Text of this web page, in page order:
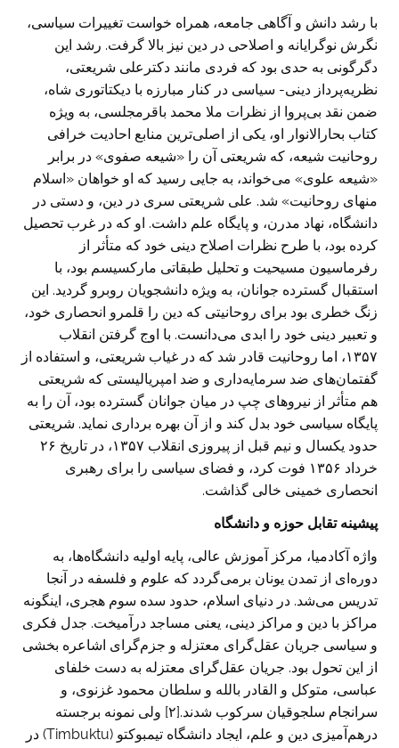
با رشد دانش و آگاهی جامعه، همراه خواست تغییرات سیاسی،
نگرش نوگرایانه و اصلاحی در دین نیز بالا گرفت. رشد این
دگرگونی به حدی بود که فردی مانند دکترعلی شریعتی،
نظریه‌پرداز دینی- سیاسی در کنار مبارزه با دیکتاتوری شاه،
ضمن نقد بی‌پروا از نظرات ملا محمد باقرمجلسی، به ویژه
کتاب بحارالانوار او، یکی از اصلی‌ترین منابع احادیت خرافی
روحانیت شیعه، که شریعتی آن را «شیعه صفوی» در برابر
«شیعه علوی» می‌خواند، به جایی رسید که او خواهان «اسلام
منهای روحانیت» شد. علی شریعتی سری در دین، و دستی در
دانشگاه، نهاد مدرن، و پایگاه علم داشت. او که در غرب تحصیل
کرده بود، با طرح نظرات اصلاح دینی خود که متأثر از
رفرماسیون مسیحیت و تحلیل طبقاتی مارکسیسم بود، با
استقبال گسترده جوانان، به ویژه دانشجویان روبرو گردید. این
زنگ خطری بود برای روحانیتی که دین را قلمرو انحصاری خود،
و تعبیر دینی خود را ابدی می‌دانست. با اوج گرفتن انقلاب
۱۳۵۷، اما روحانیت قادر شد که در غیاب شریعتی، و استفاده از
گفتمان‌های ضد سرمایه‌داری و ضد امپریالیستی که شریعتی
هم متأثر از نیروهای چپ در میان جوانان گسترده بود، آن را به
پایگاه سیاسی خود بدل کند و از آن بهره برداری نماید. شریعتی
حدود یکسال و نیم قبل از پیروزی انقلاب ۱۳۵۷، در تاریخ ۲۶
خرداد ۱۳۵۶ فوت کرد، و فضای سیاسی را برای رهبری
انحصاری خمینی خالی گذاشت.
پیشینه تقابل حوزه و دانشگاه
واژه آکادمیا، مرکز آموزش عالی، پایه اولیه دانشگاه‌ها، به
دوره‌ای از تمدن یونان برمی‌گردد که علوم و فلسفه در آنجا
تدریس می‌شد. در دنیای اسلام، حدود سده سوم هجری، اینگونه
مراکز با دین و مراکز دینی، یعنی مساجد درآمیخت. جدل فکری
و سیاسی جریان عقل‌گرای معتزله و جزم‌گرای اشاعره بخشی
از این تحول بود. جریان عقل‌گرای معتزله به دست خلفای
عباسی، متوکل و القادر بالله و سلطان محمود غزنوی، و
سرانجام سلجوقیان سرکوب شدند.[۲] ولی نمونه برجسته
درهم‌آمیزی دین و علم، ایجاد دانشگاه تیمبوکتو (Timbuktu) در